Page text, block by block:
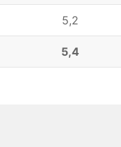
5,2
5,4